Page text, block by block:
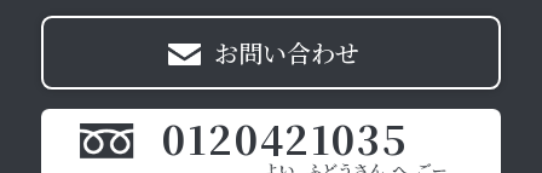
お問い合わせ
0120421035